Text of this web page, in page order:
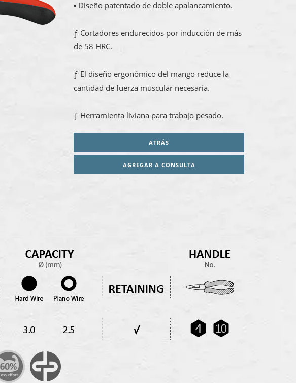
▪ Diseño patentado de doble apalancamiento.
ƒ Cortadores endurecidos por inducción de más
de 58 HRC.
ƒ El diseño ergonómico del mango reduce la
cantidad de fuerza muscular necesaria.
ƒ Herramienta liviana para trabajo pesado.
ATRÁS
AGREGAR A CONSULTA